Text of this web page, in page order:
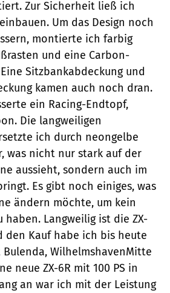
Zur Sicherheit ließ ich
Um das Design noch
montierte ich farbig
und eine Carbon-
Sitzbankabdeckung und
kamen auch noch dran.
ein Racing-Endtopf,
Die langweiligen
ich durch neongelbe
was nicht nur stark auf der
aussieht, sondern auch im
Es gibt noch einiges, was
ändern möchte, um kein
haben. Langweilig ist die ZX-
den Kauf habe ich bis heute
WilhelmshavenMitte
neue ZX-6R mit 100 PS in
an war ich mit der Leistung